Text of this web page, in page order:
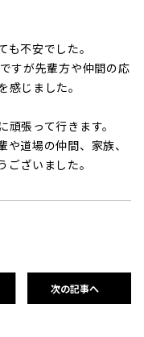
不安でした。
すが先輩方や仲間の応
じました。
張って行きます。
道場の仲間、家族、
ざいました。
次の記事へ